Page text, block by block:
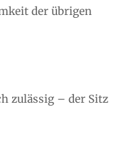
der übrigen
zulässig – der Sitz